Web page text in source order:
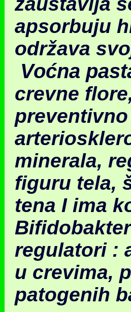
apsorbuju
održava
Voćna
crevne flore
minerala,
figuru tela,
tena I ima
regulatori :
u crevima,
patogenih